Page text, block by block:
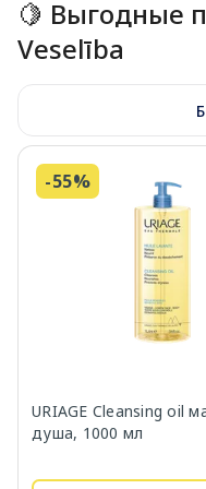
🍋 Выгодные
Veselība
-55%
URIAGE Cleansing oil
душа, 1000 мл